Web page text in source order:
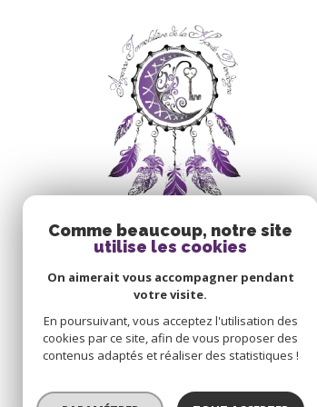
Comme beaucoup, notre site
utilise les cookies
On aimerait vous accompagner pendant
votre visite.
En poursuivant, vous acceptez l'utilisation des
cookies par ce site, afin de vous proposer des
contenus adaptés et réaliser des statistiques !